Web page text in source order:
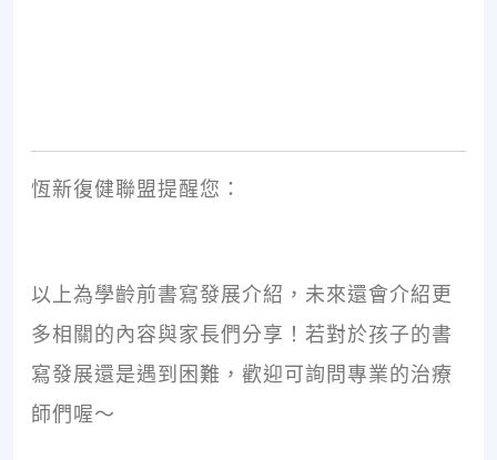
恆新復健聯盟提醒您：
以上為學齡前書寫發展介紹，未來還會介紹更
多相關的內容與家長們分享！若對於孩子的書
寫發展還是遇到困難，歡迎可詢問專業的治療
師們喔～